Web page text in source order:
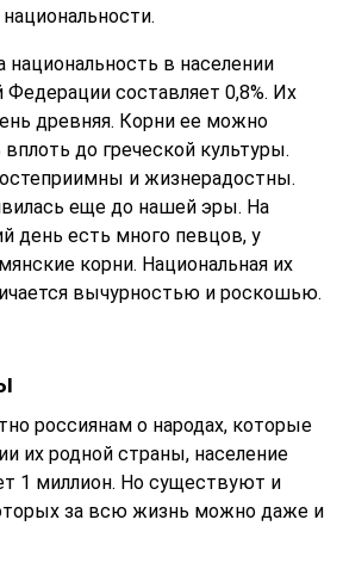
национальность в населении
Федерации составляет 0,8%. Их
древняя. Корни ее можно
до греческой культуры.
и жизнерадостны.
еще до нашей эры. На
день есть много певцов, у
корни. Национальная их
вычурностью и роскошью.
россиянам о народах, которые
их родной страны, население
1 миллион. Но существуют и
за всю жизнь можно даже и